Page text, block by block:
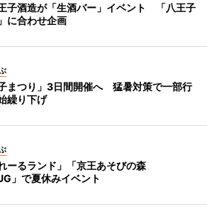
子酒造が「生酒バー」イベント 「八王子
に合わせ企画
子まつり」3日間開催へ 猛暑対策で一部行
繰り下げ
ーるランド」「京王あそびの森
」で夏休みイベント